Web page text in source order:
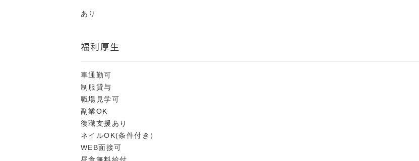
あり
福利厚生
車通勤可
制服貸与
職場見学可
副業OK
復職支援あり
ネイルOK(条件付き）
WEB面接可